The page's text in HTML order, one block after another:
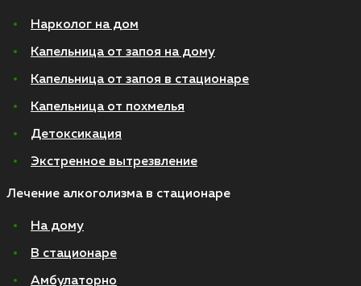
Нарколог на дом
Капельница от запоя на дому
Капельница от запоя в стационаре
Капельница от похмелья
Детоксикация
Экстренное вытрезвление
Лечение алкоголизма в стационаре
На дому
В стационаре
Амбулаторно